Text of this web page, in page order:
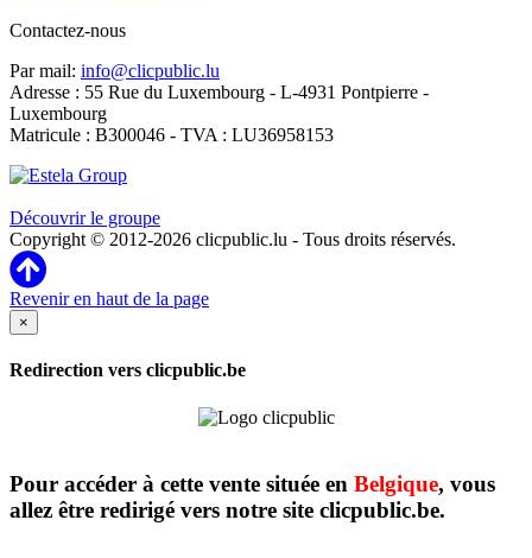
Contactez-nous
Par mail: info@clicpublic.lu
Adresse : 55 Rue du Luxembourg - L-4931 Pontpierre -
Luxembourg
Matricule : B300046 - TVA : LU36958153
Découvrir le groupe
Copyright © 2012-2026 clicpublic.lu - Tous droits réservés.
Revenir en haut de la page
×
Redirection vers clicpublic.be
Pour accéder à cette vente située en Belgique, vous
allez être redirigé vers notre site clicpublic.be.